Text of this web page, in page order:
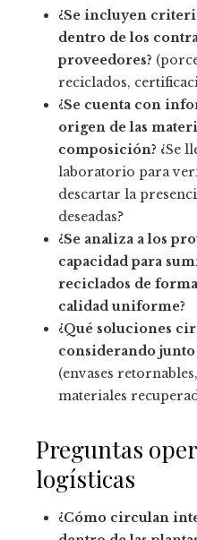
¿Se incluyen
dentro de los
proveedores?
reciclados,
¿Se cuenta con
origen de las
composición? ¿Se
laboratorio para
descartar la
deseadas?
¿Se analiza a los
capacidad para
reciclados de
calidad uniforme?
¿Qué soluciones
considerando
(envases
materiales
Preguntas
logísticas
¿Cómo circulan